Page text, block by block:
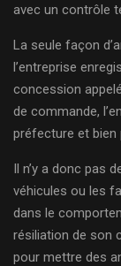
avec un contrôle
La seule façon
l’entreprise
concession
de commande,
préfecture et bien
Il n’y a donc pas
véhicules ou les
dans le
résiliation de son
pour mettre des